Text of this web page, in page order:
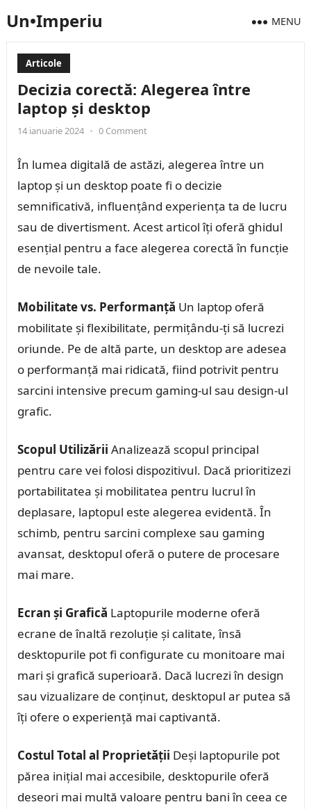
Un•Imperiu MENU
Articole
Decizia corectă: Alegerea între
laptop și desktop
14 ianuarie 2024 • 0 Comment
În lumea digitală de astăzi, alegerea între un
laptop și un desktop poate fi o decizie
semnificativă, influențând experiența ta de lucru
sau de divertisment. Acest articol îți oferă ghidul
esențial pentru a face alegerea corectă în funcție
de nevoile tale.
Mobilitate vs. Performanță Un laptop oferă
mobilitate și flexibilitate, permițându-ți să lucrezi
oriunde. Pe de altă parte, un desktop are adesea
o performanță mai ridicată, fiind potrivit pentru
sarcini intensive precum gaming-ul sau design-ul
grafic.
Scopul Utilizării Analizează scopul principal
pentru care vei folosi dispozitivul. Dacă prioritizezi
portabilitatea și mobilitatea pentru lucrul în
deplasare, laptopul este alegerea evidentă. În
schimb, pentru sarcini complexe sau gaming
avansat, desktopul oferă o putere de procesare
mai mare.
Ecran și Grafică Laptopurile moderne oferă
ecrane de înaltă rezoluție și calitate, însă
desktopurile pot fi configurate cu monitoare mai
mari și grafică superioară. Dacă lucrezi în design
sau vizualizare de conținut, desktopul ar putea să
îți ofere o experiență mai captivantă.
Costul Total al Proprietății Deși laptopurile pot
părea inițial mai accesibile, desktopurile oferă
deseori mai multă valoare pentru bani în ceea ce